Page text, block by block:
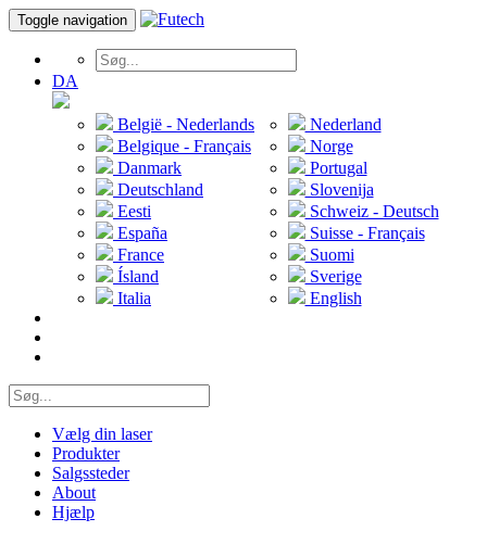
Toggle navigation
DA
België - Nederlands
Belgique - Français
Danmark
Deutschland
Eesti
España
France
Ísland
Italia
Nederland
Norge
Portugal
Slovenija
Schweiz - Deutsch
Suisse - Français
Suomi
Sverige
English
Vælg din laser
Produkter
Salgssteder
About
Hjælp